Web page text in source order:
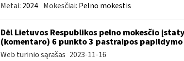
Metai: 2024 Mokesčiai: Pelno mokestis
Dėl Lietuvos Respublikos pelno mokesčio
(komentaro) 6 punkto 3 pastraipos papildymo
Web turinio sąrašas 2023-11-16